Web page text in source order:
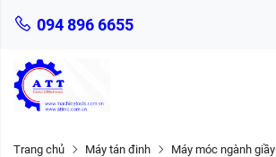
094 896 6655
Trang chủ Máy tán đinh
Máy móc ngành giầy